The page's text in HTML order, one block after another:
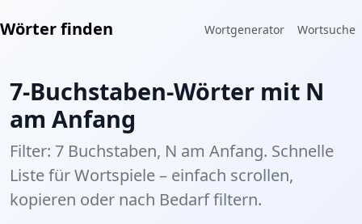
Wörter finden Wortgenerator Wortsuche
7-Buchstaben-Wörter mit N
am Anfang
Filter: 7 Buchstaben, N am Anfang. Schnelle
Liste für Wortspiele – einfach scrollen,
kopieren oder nach Bedarf filtern.